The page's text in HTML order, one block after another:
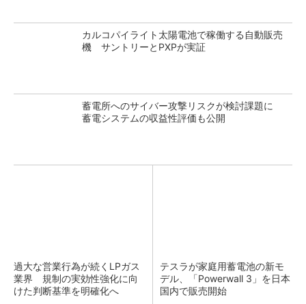
カルコパイライト太陽電池で稼働する自動販売
機 サントリーとPXPが実証
蓄電所へのサイバー攻撃リスクが検討課題に
蓄電システムの収益性評価も公開
過大な営業行為が続くLPガス
業界 規制の実効性強化に向
けた判断基準を明確化へ
テスラが家庭用蓄電池の新モ
デル、「Powerwall 3」を日本
国内で販売開始